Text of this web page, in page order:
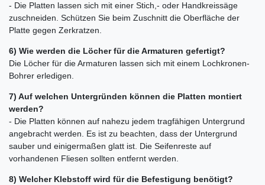
- Die Platten lassen sich mit einer Stich,- oder Handkreissäge
zuschneiden. Schützen Sie beim Zuschnitt die Oberfläche der
Platte gegen Zerkratzen.
6) Wie werden die Löcher für die Armaturen gefertigt?
Die Löcher für die Armaturen lassen sich mit einem Lochkronen-
Bohrer erledigen.
7) Auf welchen Untergründen können die Platten montiert
werden?
- Die Platten können auf nahezu jedem tragfähigen Untergrund
angebracht werden. Es ist zu beachten, dass der Untergrund
sauber und einigermaßen glatt ist. Die Seifenreste auf
vorhandenen Fliesen sollten entfernt werden.
8) Welcher Klebstoff wird für die Befestigung benötigt?